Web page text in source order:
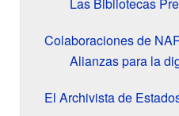
Colaboraciones de
Alianzas para la
El Archivista de